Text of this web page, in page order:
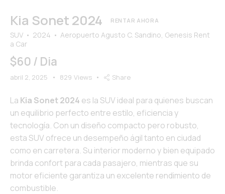
Kia Sonet 2024 RENTAR AHORA
SUV 2024 Aeropuerto Agusto C. Sandino, Genesis Rent
a Car
$60 / Dia
abril 2, 2025 829 Views Share
La Kia Sonet 2024 es la SUV ideal para quienes buscan
un equilibrio perfecto entre estilo, eficiencia y
tecnología. Con un diseño compacto pero robusto,
esta SUV ofrece un desempeño ágil tanto en ciudad
como en carretera. Su interior moderno y bien equipado
brinda confort para cada pasajero, mientras que su
motor eficiente garantiza un excelente rendimiento de
combustible.